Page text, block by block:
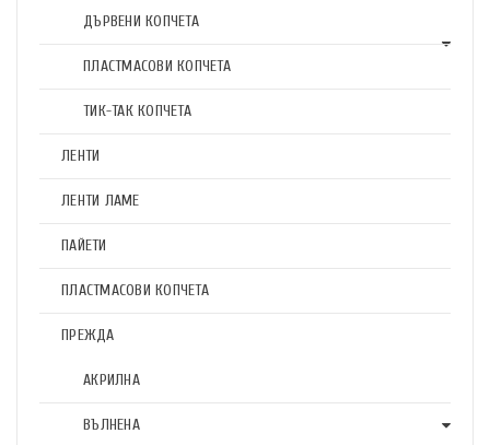
ДЪРВЕНИ КОПЧЕТА
ПЛАСТМАСОВИ КОПЧЕТА
ТИК-ТАК КОПЧЕТА
ЛЕНТИ
ЛЕНТИ ЛАМЕ
ПАЙЕТИ
ПЛАСТМАСОВИ КОПЧЕТА
ПРЕЖДА
АКРИЛНА
ВЪЛНЕНА